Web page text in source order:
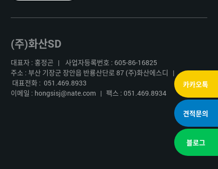
카카오톡
견적문의
블로그
(주)화산SD
대표자 : 홍정곤 | 사업자등록번호 : 605-86-16825
주소 : 부산 기장군 장안읍 반룡산단로 87 (주)화산에스디 |
대표전화 : 051.469.8933
이메일 : hongsisj@nate.com |팩스 : 051.469.8934